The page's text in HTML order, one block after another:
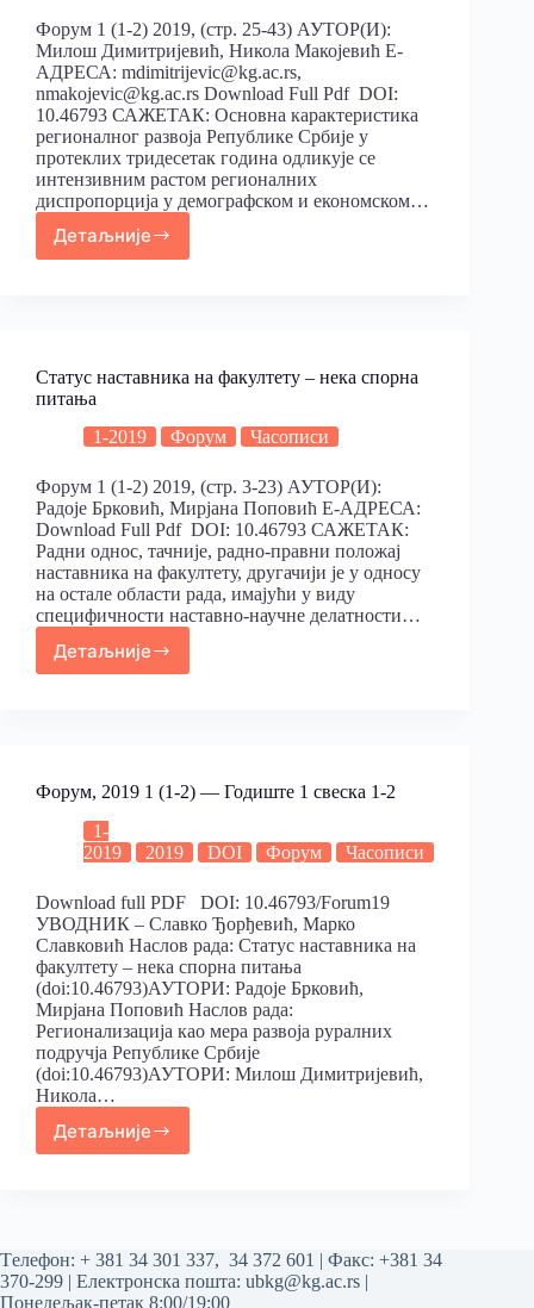
Форум 1 (1-2) 2019, (стр. 25-43) АУТОР(И):
Милош Димитријевић, Никола Макојевић Е-
АДРЕСА: mdimitrijevic@kg.ac.rs,
nmakojevic@kg.ac.rs Download Full Pdf DOI:
10.46793 САЖЕТАК: Основна карактеристика
регионалног развоја Републике Србије у
протеклих тридесетак година одликује се
интензивним растом регионалних
диспропорција у демографском и економском…
Детаљније
Статус наставника на факултету – нека спорна
питања
1-2019
Форум Часописи
Форум 1 (1-2) 2019, (стр. 3-23) АУТОР(И):
Радоје Брковић, Мирјана Поповић Е-АДРЕСА:
Download Full Pdf DOI: 10.46793 САЖЕТАК:
Радни однос, тачније, радно‐правни положај
наставника на факултету, другачији је у односу
на остале области рада, имајући у виду
специфичности наставно‐научне делатности…
Детаљније
Форум, 2019 1 (1-2) — Годиште 1 свеска 1-2
1-
2019
2019 DOI Форум Часописи
Download full PDF DOI: 10.46793/Forum19
УВОДНИК – Славко Ђорђевић, Марко
Славковић Наслов рада: Статус наставника на
факултету – нека спорна питања
(doi:10.46793)АУТОРИ: Радоје Брковић,
Мирјана Поповић Наслов рада:
Регионализација као мера развоја руралних
подручја Републике Србије
(doi:10.46793)АУТОРИ: Милош Димитријевић,
Никола…
Детаљније
Tелефон: + 381 34 301 337, 34 372 601 | Факс: +381 34
370-299 | Електронска пошта: ubkg@kg.ac.rs |
Понедељак-петак 8:00/19:00